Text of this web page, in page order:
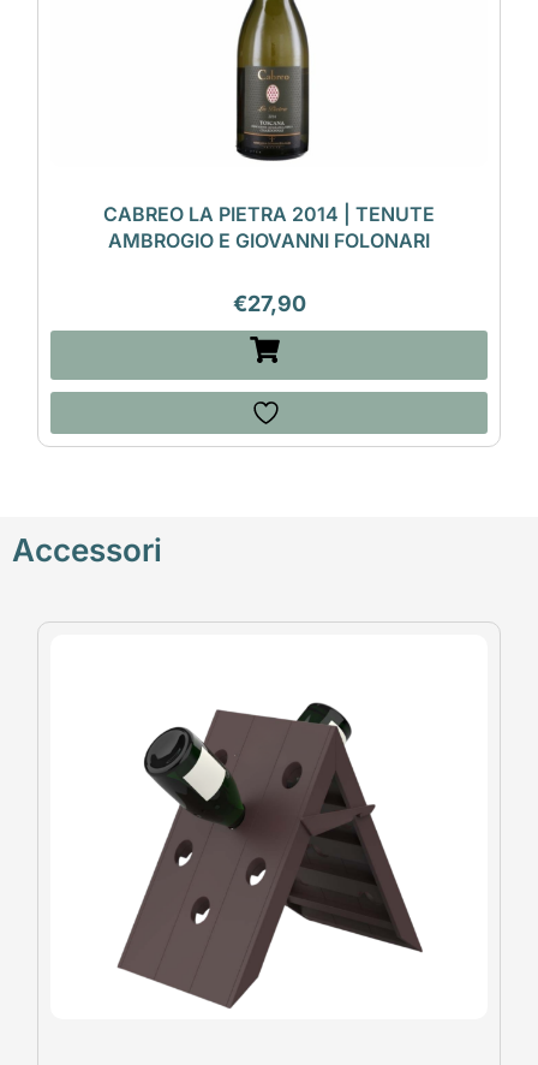
CABREO LA PIETRA 2014 | TENUTE
AMBROGIO E GIOVANNI FOLONARI
€27,90
Accessori